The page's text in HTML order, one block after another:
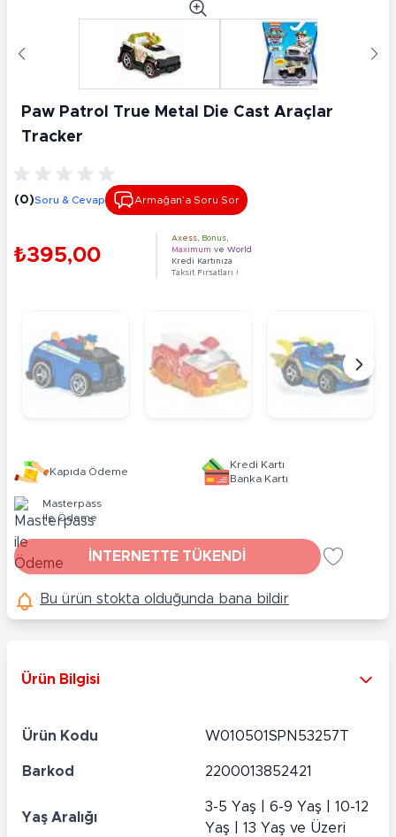
Paw Patrol True Metal Die Cast Araçlar
Tracker
(0)Soru & Cevap Armağan’a Soru Sor
₺395,00
Axess Bonus
Maximum ve World
Kredi Kartınıza
Taksit Fırsatları !
Kapıda Ödeme
Kredi Kartı
Banka Kartı
Masterpass
ile Ödeme
İNTERNETTE TÜKENDİ
Bu ürün stokta olduğunda bana bildir
Ürün Bilgisi
Ürün Kodu W010501SPN53257T
Barkod 2200013852421
Yaş Aralığı
3-5 Yaş | 6-9 Yaş | 10-12
Yaş | 13 Yaş ve Üzeri